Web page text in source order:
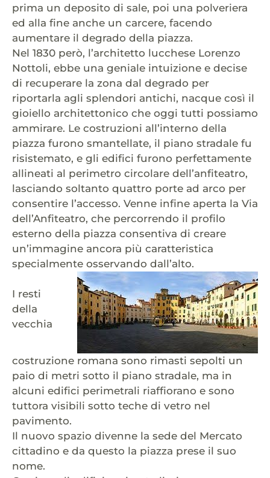
prima un deposito di sale, poi una polveriera
ed alla fine anche un carcere, facendo
aumentare il degrado della piazza.
Nel 1830 però, l’architetto lucchese Lorenzo
Nottoli, ebbe una geniale intuizione e decise
di recuperare la zona dal degrado per
riportarla agli splendori antichi, nacque così il
gioiello architettonico che oggi tutti possiamo
ammirare. Le costruzioni all’interno della
piazza furono smantellate, il piano stradale fu
risistemato, e gli edifici furono perfettamente
allineati al perimetro circolare dell’anfiteatro,
lasciando soltanto quattro porte ad arco per
consentire l’accesso. Venne infine aperta la Via
dell’Anfiteatro, che percorrendo il profilo
esterno della piazza consentiva di creare
un’immagine ancora più caratteristica
specialmente osservando dall’alto.
I resti
della
vecchia
costruzione romana sono rimasti sepolti un
paio di metri sotto il piano stradale, ma in
alcuni edifici perimetrali riaffiorano e sono
tuttora visibili sotto teche di vetro nel
pavimento.
Il nuovo spazio divenne la sede del Mercato
cittadino e da questo la piazza prese il suo
nome.